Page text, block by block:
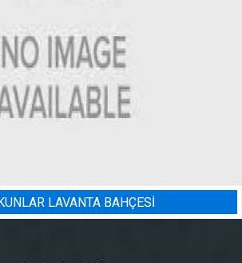
BADEM BAHÇESI SULAMA